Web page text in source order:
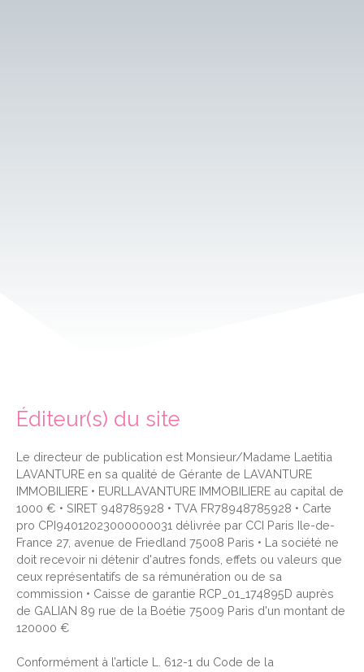
Éditeur(s) du site
Le directeur de publication est Monsieur/Madame Laetitia
LAVANTURE en sa qualité de Gérante de LAVANTURE
IMMOBILIERE • EURLLAVANTURE IMMOBILIERE au capital de
1000 € • SIRET 948785928 • TVA FR78948785928 • Carte
pro CPI94012023000000031 délivrée par CCI Paris Ile-de-
France 27, avenue de Friedland 75008 Paris • La société ne
doit recevoir ni détenir d'autres fonds, effets ou valeurs que
ceux représentatifs de sa rémunération ou de sa
commission • Caisse de garantie RCP_01_174895D auprès
de GALIAN 89 rue de la Boétie 75009 Paris d'un montant de
120000 €
Conformément à l’article L. 612-1 du Code de la